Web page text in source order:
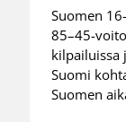
Suomen
85–45-
kilpailuissa
Suomi
Suomen